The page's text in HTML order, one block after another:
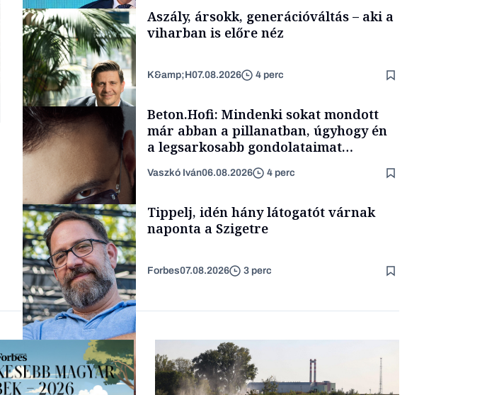
TÁMOGATÓI
TARTALOM
Aszály, ársokk, generációváltás – aki a
viharban is előre néz
K&amp;H07.08.2026 4 perc
Forbes-sztori
Beton.Hofi: Mindenki sokat mondott
már abban a pillanatban, úgyhogy én
a legsarkosabb gondolataimat
Vaszkó Iván06.08.2026 4 perc
Tippelj, idén hány látogatót várnak
naponta a Szigetre
Forbes07.08.2026 3 perc